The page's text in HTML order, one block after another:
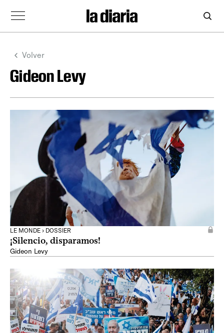
Volver
Gideon Levy
LE MONDE › DOSSIER
¡Silencio, disparamos!
Gideon Levy